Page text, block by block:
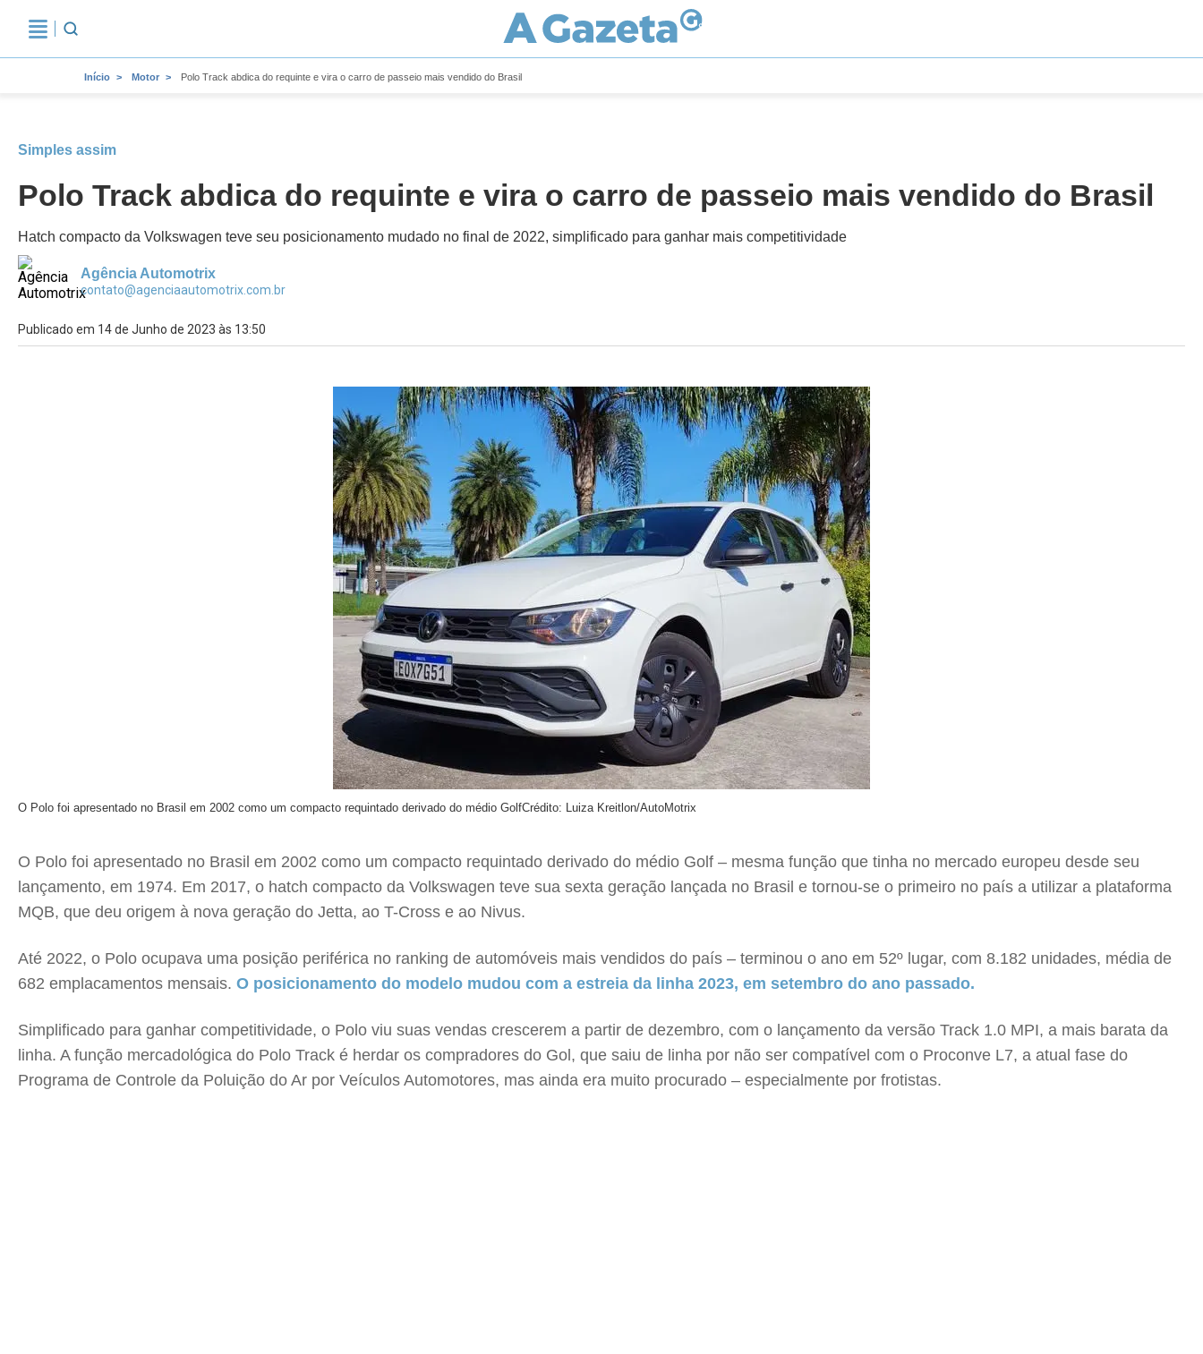
Início Motor Polo Track abdica do requinte e vira o carro de passeio mais vendido do Brasil
Simples assim
Polo Track abdica do requinte e vira o carro de passeio mais vendido do Brasil
Hatch compacto da Volkswagen teve seu posicionamento mudado no final de 2022, simplificado para ganhar mais competitividade
Agência Automotrix
contato@agenciaautomotrix.com.br
Publicado em 14 de Junho de 2023 às 13:50
O Polo foi apresentado no Brasil em 2002 como um compacto requintado derivado do médio GolfCrédito: Luiza Kreitlon/AutoMotrix
O Polo foi apresentado no Brasil em 2002 como um compacto requintado derivado do médio Golf – mesma função que tinha no mercado europeu desde seu
lançamento, em 1974. Em 2017, o hatch compacto da Volkswagen teve sua sexta geração lançada no Brasil e tornou-se o primeiro no país a utilizar a plataforma
MQB, que deu origem à nova geração do Jetta, ao T-Cross e ao Nivus.
Até 2022, o Polo ocupava uma posição periférica no ranking de automóveis mais vendidos do país – terminou o ano em 52º lugar, com 8.182 unidades, média de
682 emplacamentos mensais. O posicionamento do modelo mudou com a estreia da linha 2023, em setembro do ano passado.
Simplificado para ganhar competitividade, o Polo viu suas vendas crescerem a partir de dezembro, com o lançamento da versão Track 1.0 MPI, a mais barata da
linha. A função mercadológica do Polo Track é herdar os compradores do Gol, que saiu de linha por não ser compatível com o Proconve L7, a atual fase do
Programa de Controle da Poluição do Ar por Veículos Automotores, mas ainda era muito procurado – especialmente por frotistas.